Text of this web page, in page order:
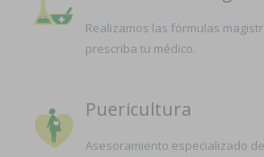
Realizamos las fórmulas
prescriba tu médico.
Puericultura
Asesoramiento especializado